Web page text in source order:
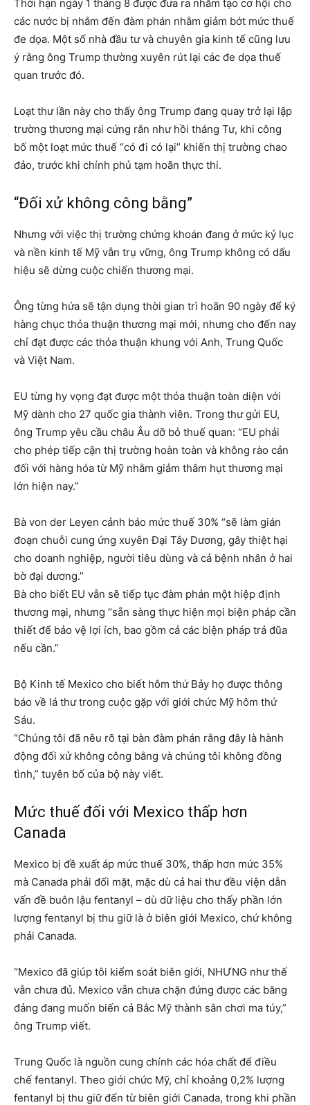
Thời hạn ngày 1 tháng 8 được đưa ra nhằm tạo cơ hội cho
các nước bị nhắm đến đàm phán nhằm giảm bớt mức thuế
đe dọa. Một số nhà đầu tư và chuyên gia kinh tế cũng lưu
ý rằng ông Trump thường xuyên rút lại các đe dọa thuế
quan trước đó.
Loạt thư lần này cho thấy ông Trump đang quay trở lại lập
trường thương mại cứng rắn như hồi tháng Tư, khi công
bố một loạt mức thuế “có đi có lại” khiến thị trường chao
đảo, trước khi chính phủ tạm hoãn thực thi.
“Đối xử không công bằng”
Nhưng với việc thị trường chứng khoán đang ở mức kỷ lục
và nền kinh tế Mỹ vẫn trụ vững, ông Trump không có dấu
hiệu sẽ dừng cuộc chiến thương mại.
Ông từng hứa sẽ tận dụng thời gian trì hoãn 90 ngày để ký
hàng chục thỏa thuận thương mại mới, nhưng cho đến nay
chỉ đạt được các thỏa thuận khung với Anh, Trung Quốc
và Việt Nam.
EU từng hy vọng đạt được một thỏa thuận toàn diện với
Mỹ dành cho 27 quốc gia thành viên. Trong thư gửi EU,
ông Trump yêu cầu châu Âu dỡ bỏ thuế quan: “EU phải
cho phép tiếp cận thị trường hoàn toàn và không rào cản
đối với hàng hóa từ Mỹ nhằm giảm thâm hụt thương mại
lớn hiện nay.”
Bà von der Leyen cảnh báo mức thuế 30% “sẽ làm gián
đoạn chuỗi cung ứng xuyên Đại Tây Dương, gây thiệt hại
cho doanh nghiệp, người tiêu dùng và cả bệnh nhân ở hai
bờ đại dương.”
Bà cho biết EU vẫn sẽ tiếp tục đàm phán một hiệp định
thương mại, nhưng “sẵn sàng thực hiện mọi biện pháp cần
thiết để bảo vệ lợi ích, bao gồm cả các biện pháp trả đũa
nếu cần.”
Bộ Kinh tế Mexico cho biết hôm thứ Bảy họ được thông
báo về lá thư trong cuộc gặp với giới chức Mỹ hôm thứ
Sáu.
“Chúng tôi đã nêu rõ tại bàn đàm phán rằng đây là hành
động đối xử không công bằng và chúng tôi không đồng
tình,” tuyên bố của bộ này viết.
Mức thuế đối với Mexico thấp hơn
Canada
Mexico bị đề xuất áp mức thuế 30%, thấp hơn mức 35%
mà Canada phải đối mặt, mặc dù cả hai thư đều viện dẫn
vấn đề buôn lậu fentanyl – dù dữ liệu cho thấy phần lớn
lượng fentanyl bị thu giữ là ở biên giới Mexico, chứ không
phải Canada.
“Mexico đã giúp tôi kiểm soát biên giới, NHƯNG như thế
vẫn chưa đủ. Mexico vẫn chưa chặn đứng được các băng
đảng đang muốn biến cả Bắc Mỹ thành sân chơi ma túy,”
ông Trump viết.
Trung Quốc là nguồn cung chính các hóa chất để điều
chế fentanyl. Theo giới chức Mỹ, chỉ khoảng 0,2% lượng
fentanyl bị thu giữ đến từ biên giới Canada, trong khi phần